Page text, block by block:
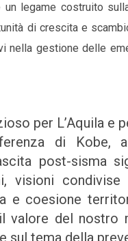
legame costruito
di crescita e
nella gestione delle
per L’Aquila e
di Kobe,
post-sisma
visioni
e coesione
valore del
sul tema della